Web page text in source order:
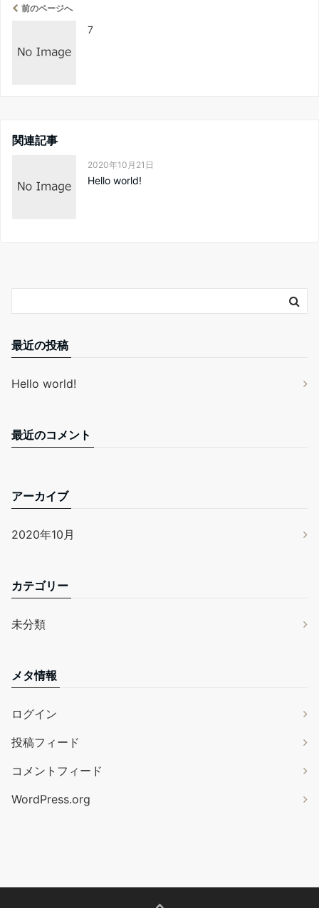
前のページへ
7
関連記事
2020年10月21日
Hello world!
最近の投稿
Hello world!
最近のコメント
アーカイブ
2020年10月
カテゴリー
未分類
メタ情報
ログイン
投稿フィード
コメントフィード
WordPress.org